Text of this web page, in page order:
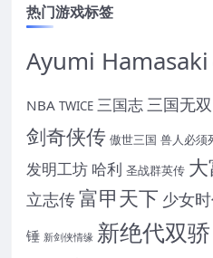
热门游戏标签
Ayumi Hamasaki
NBA TWICE 三国志三国无双
剑奇侠传 傲世三国 兽人必须
发明工坊 哈利 圣战群英传
立志传富甲天下 少女
锤 新剑侠情缘 新绝代双骄